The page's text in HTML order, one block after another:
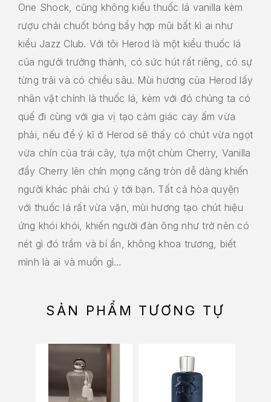
One Shock, cũng không kiểu thuốc lá vanilla kèm
rượu chải chuốt bóng bẩy hợp mũi bất kì ai như
kiểu Jazz Club. Với tôi Herod là một kiểu thuốc lá
của người trưởng thành, có sức hút rất riêng, có sự
từng trải và có chiều sâu. Mùi hương của Herod lấy
nhân vật chính là thuốc lá, kèm với đó chúng ta có
quế đi cùng với gia vị tạo cảm giác cay ấm vừa
phải, nếu để ý kĩ ở Herod sẽ thấy có chút vừa ngọt
vừa chín của trái cây, tựa một chùm Cherry, Vanilla
đẩy Cherry lên chín mọng căng tròn dễ dàng khiến
người khác phải chú ý tới bạn. Tất cả hòa quyện
với thuốc lá rất vừa vặn, mùi hương tạo chút hiệu
ứng khói khói, khiến người đàn ông như trở nên có
nét gì đó trầm và bí ẩn, không khoa trương, biết
mình là ai và muốn gì…
SẢN PHẨM TƯƠNG TỰ